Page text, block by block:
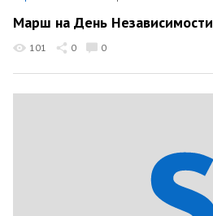
Марш на День Независимости
101 0 0